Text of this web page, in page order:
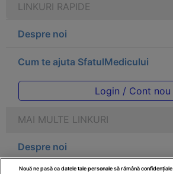
LINKURI RAPIDE
Despre noi
Cum te ajuta SfatulMedicului
Login / Cont nou
MAI MULTE LINKURI
Despre noi
Nouă ne pasă ca datele tale personale să rămână confidențiale